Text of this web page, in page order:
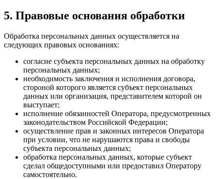
5. Правовые основания обработки
Обработка персональных данных осуществляется на
следующих правовых основаниях:
согласие субъекта персональных данных на обработку
персональных данных;
необходимость заключения и исполнения договора,
стороной которого является субъект персональных
данных или организация, представителем которой он
выступает;
исполнение обязанностей Оператора, предусмотренных
законодательством Российской Федерации;
осуществление прав и законных интересов Оператора
при условии, что не нарушаются права и свободы
субъекта персональных данных;
обработка персональных данных, которые субъект
сделал общедоступными или предоставил Оператору
самостоятельно.